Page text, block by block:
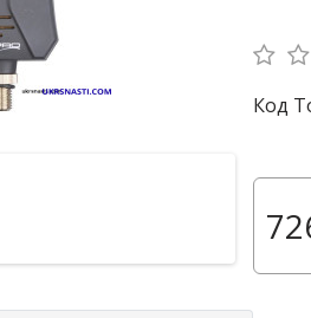
Код